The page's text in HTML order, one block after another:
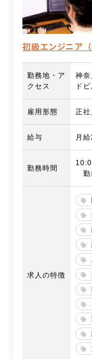
初級エンジニア
勤務地・ア
クセス
神
ド
雇用形態 正社
給与 月
勤務時間
勤
求人の特徴